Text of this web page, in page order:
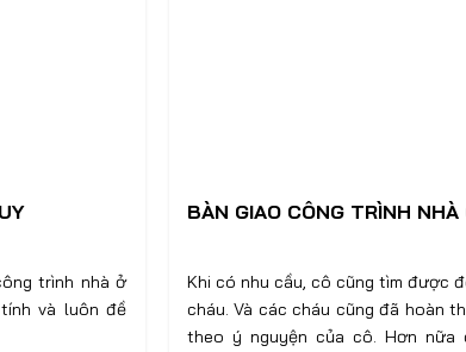
trình nhà ở
và luôn đề
BÀN GIAO CÔNG TRÌNH NHÀ
Khi có nhu cầu, cô cũng tìm được
cháu. Và các cháu cũng đã hoàn
theo ý nguyện của cô. Hơn nữa